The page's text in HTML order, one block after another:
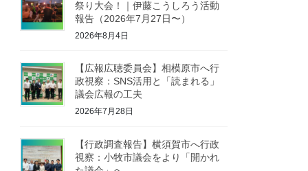
祭り大会！｜伊藤こうしろう活動
報告（2026年7月27日〜）
2026年8月4日
【広報広聴委員会】相模原市へ行
政視察：SNS活用と「読まれる」
議会広報の工夫
2026年7月28日
【行政調査報告】横須賀市へ行政
視察：小牧市議会をより「開かれ